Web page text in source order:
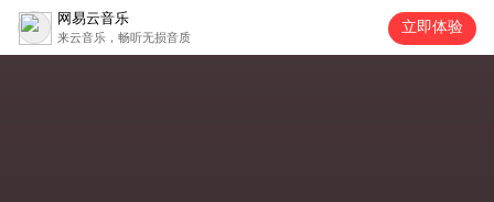
网易云音乐
来云音乐，畅听无损音质
立即体验